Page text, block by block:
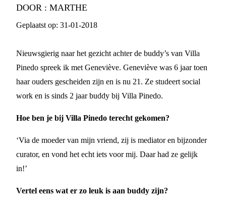
DOOR : MARTHE
Geplaatst op: 31-01-2018
Nieuwsgierig naar het gezicht achter de buddy’s van Villa
Pinedo spreek ik met Geneviève. Geneviève was 6 jaar toen
haar ouders gescheiden zijn en is nu 21. Ze studeert social
work en is sinds 2 jaar buddy bij Villa Pinedo.
Hoe ben je bij Villa Pinedo terecht gekomen?
‘Via de moeder van mijn vriend, zij is mediator en bijzonder
curator, en vond het echt iets voor mij. Daar had ze gelijk
in!’
Vertel eens wat er zo leuk is aan buddy zijn?